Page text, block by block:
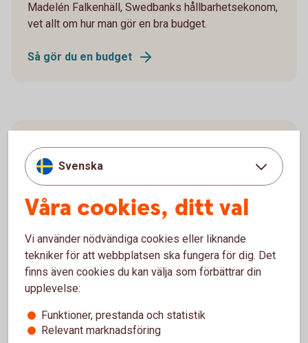
Madelén Falkenhäll, Swedbanks hållbarhetsekonom,
vet allt om hur man gör en bra budget.
Så gör du en budget
Försäkra din ekonomi
Ekonomin kan svänga, det har vi sett de senaste
och din familj.
Nödvändig och bra att ha-försäkringar
Prognos för ekonomin framöver
Svenska
Våra cookies, ditt val
Vi använder nödvändiga cookies eller liknande
tekniker för att webbplatsen ska fungera för dig. Det
finns även cookies du kan välja som förbättrar din
upplevelse:
Funktioner, prestanda och statistik
Relevant marknadsföring